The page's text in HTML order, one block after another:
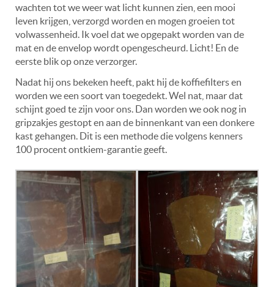
wachten tot we weer wat licht kunnen zien, een mooi
leven krijgen, verzorgd worden en mogen groeien tot
volwassenheid. Ik voel dat we opgepakt worden van de
mat en de envelop wordt opengescheurd. Licht! En de
eerste blik op onze verzorger.
Nadat hij ons bekeken heeft, pakt hij de koffiefilters en
worden we een soort van toegedekt. Wel nat, maar dat
schijnt goed te zijn voor ons. Dan worden we ook nog in
gripzakjes gestopt en aan de binnenkant van een donkere
kast gehangen. Dit is een methode die volgens kenners
100 procent ontkiem-garantie geeft.